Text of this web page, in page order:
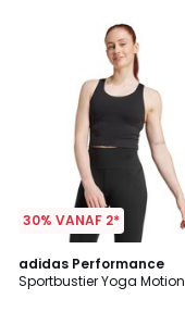
30% VANAF 2*
adidas Performance
Sportbustier Yoga Motion
4.6
/ 5